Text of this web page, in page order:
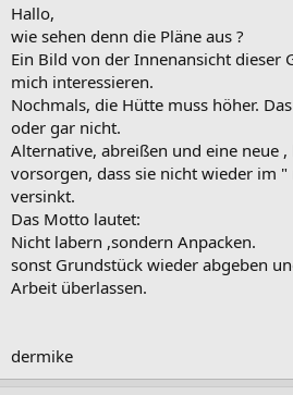
Hallo,
wie sehen denn die Pläne aus ?
Ein Bild von der Innenansicht dieser
mich interessieren.
Nochmals, die Hütte muss höher.
oder gar nicht.
Alternative, abreißen und eine neue
vorsorgen, dass sie nicht wieder im "
versinkt.
Das Motto lautet:
Nicht labern ,sondern Anpacken.
sonst Grundstück wieder abgeben
Arbeit überlassen.
dermike